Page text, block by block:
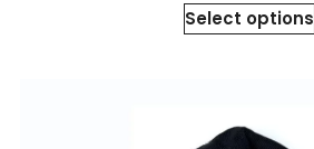
Select options